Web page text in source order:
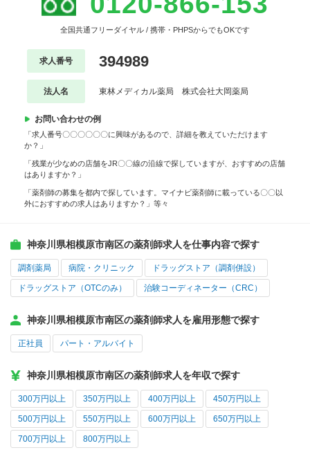
全国共通フリーダイヤル / 携帯・PHPSからでもOKです
求人番号 394989
法人名 東林メディカル薬局 株式会社大岡薬局
お問い合わせの例
「求人番号〇〇〇〇〇〇に興味があるので、詳細を教えていただけます
か？」
「残業が少なめの店舗をJR〇〇線の沿線で探していますが、おすすめの店舗
はありますか？」
「薬剤師の募集を都内で探しています。マイナビ薬剤師に載っている〇〇以
外におすすめの求人はありますか？」等々
神奈川県相模原市南区の薬剤師求人を仕事内容で探す
調剤薬局 病院・クリニック ドラッグストア（調剤併設）
ドラッグストア（OTCのみ） 治験コーディネーター（CRC）
神奈川県相模原市南区の薬剤師求人を雇用形態で探す
正社員 パート・アルバイト
神奈川県相模原市南区の薬剤師求人を年収で探す
300万円以上 350万円以上 400万円以上 450万円以上
500万円以上 550万円以上 600万円以上 650万円以上
700万円以上 800万円以上